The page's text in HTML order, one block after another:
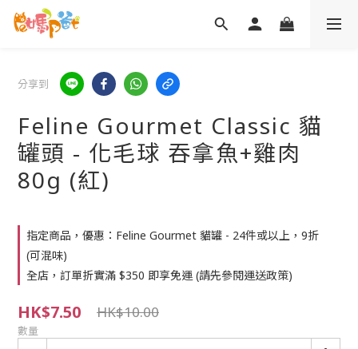
分享到
Feline Gourmet Classic 貓
罐頭 - 化毛球 吞拿魚+雞肉
80g (紅)
指定商品，優惠：Feline Gourmet 貓罐 - 24件或以上，9折
(可混味)
全店，訂單折實滿 $350 即享免運 (請先參閱運送政策)
HK$7.50 HK$10.00
數量